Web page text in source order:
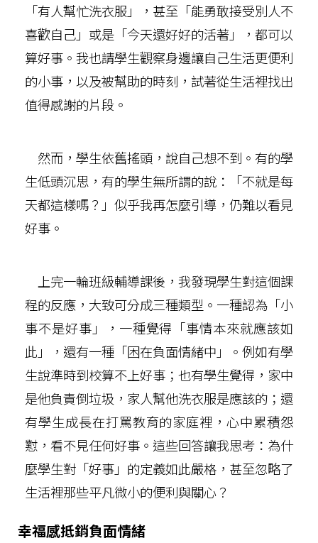
「有人幫忙洗衣服」，甚至「能勇敢接受別人不
喜歡自己」或是「今天還好好的活著」，都可以
算好事。我也請學生觀察身邊讓自己生活更便利
的小事，以及被幫助的時刻，試著從生活裡找出
值得感謝的片段。
然而，學生依舊搖頭，說自己想不到。有的學
生低頭沉思，有的學生無所謂的說：「不就是每
天都這樣嗎？」似乎我再怎麼引導，仍難以看見
好事。
上完一輪班級輔導課後，我發現學生對這個課
程的反應，大致可分成三種類型。一種認為「小
事不是好事」，一種覺得「事情本來就應該如
此」，還有一種「困在負面情緒中」。例如有學
生說準時到校算不上好事；也有學生覺得，家中
是他負責倒垃圾，家人幫他洗衣服是應該的；還
有學生成長在打罵教育的家庭裡，心中累積怨
懟，看不見任何好事。這些回答讓我思考：為什
麼學生對「好事」的定義如此嚴格，甚至忽略了
生活裡那些平凡微小的便利與關心？
幸福感抵銷負面情緒